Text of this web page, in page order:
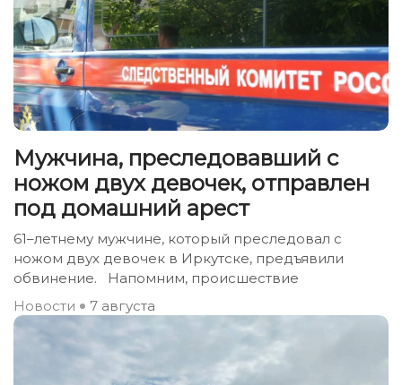
Мужчина, преследовавший с
ножом двух девочек, отправлен
под домашний арест
61–летнему мужчине, который преследовал с
ножом двух девочек в Иркутске, предъявили
обвинение. Напомним, происшествие
Новости
7 августа